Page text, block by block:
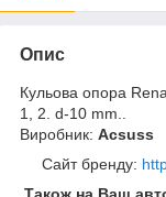
Опис
Кульова опора
1, 2. d-10 mm..
Виробник: Acsuss
Сайт бренду:
Також на Ваш